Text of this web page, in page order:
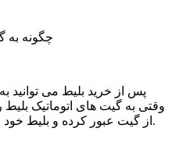
چگونه به
پس از خرید بلیط می
وقتی به گیت های اتوماتیک بلیط
از گیت عبور کرده و بلیط خود را در سمت دیگر از دستگاه بردارید.